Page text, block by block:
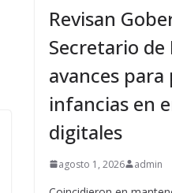
Revisan
Secretario de
avances
infancias en
digitales
agosto 1, 2026 admin